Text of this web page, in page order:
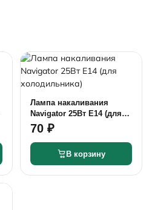
Лампа накаливания
Navigator 25Вт E14 (для
холодильника)
70 ₽
В корзину